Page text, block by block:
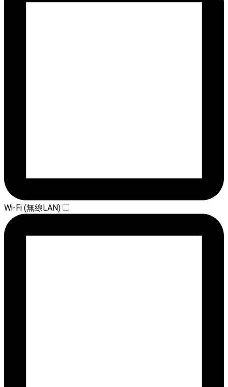
Wi-Fi (無線LAN)